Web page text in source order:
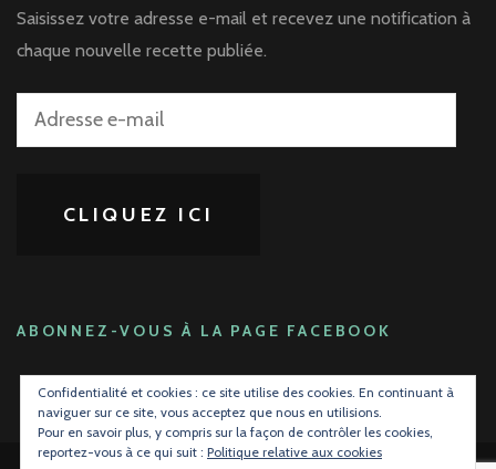
Saisissez votre adresse e-mail et recevez une notification à
chaque nouvelle recette publiée.
Adresse
CLIQUEZ ICI
ABONNEZ-VOUS À LA PAGE FACEBOOK
Confidentialité et cookies : ce site utilise des cookies. En continuant à
naviguer sur ce site, vous acceptez que nous en utilisions.
Pour en savoir plus, y compris sur la façon de contrôler les cookies,
reportez-vous à ce qui suit : Politique relative aux cookies